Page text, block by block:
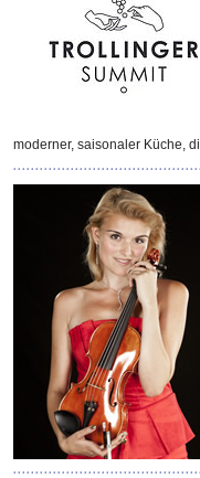
moderner, saisonaler Küche,